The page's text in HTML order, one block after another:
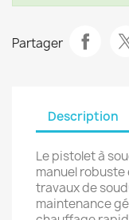
Partager
Description
Le pistolet à
manuel
travaux de
maintenance